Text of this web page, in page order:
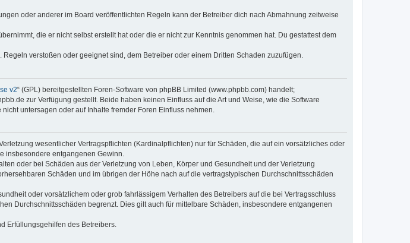
oder anderer im Board veröffentlichten Regeln kann der Betreiber dich nach Abmahnung zeitweise
die er nicht selbst erstellt hat oder die er nicht zur Kenntnis genommen hat. Du gestattest dem
verstoßen oder geeignet sind, dem Betreiber oder einem Dritten Schaden zuzufügen.
v2“ (GPL) bereitgestellten Foren-Software von phpBB Limited (www.phpbb.com) handelt;
zur Verfügung gestellt. Beide haben keinen Einfluss auf die Art und Weise, wie die Software
untersagen oder auf Inhalte fremder Foren Einfluss nehmen.
wesentlicher Vertragspflichten (Kardinalpflichten) nur für Schäden, die auf ein vorsätzliches oder
insbesondere entgangenen Gewinn.
oder bei Schäden aus der Verletzung von Leben, Körper und Gesundheit und der Verletzung
Schäden und im übrigen der Höhe nach auf die vertragstypischen Durchschnittsschäden
oder vorsätzlichem oder grob fahrlässigem Verhalten des Betreibers auf die bei Vertragsschluss
Durchschnittsschäden begrenzt. Dies gilt auch für mittelbare Schäden, insbesondere entgangenen
Erfüllungsgehilfen des Betreibers.